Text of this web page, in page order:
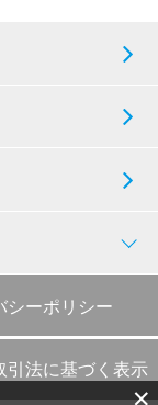
シーポリシー
引法に基づく表示
✕